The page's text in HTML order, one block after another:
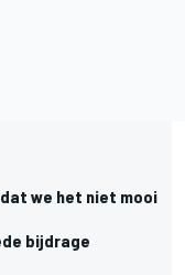
we het niet mooi
bijdrage